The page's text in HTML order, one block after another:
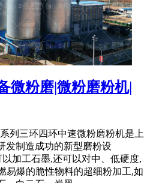
微粉磨|微粉磨粉机|
列三环四环中速微粉磨粉机是上
发制造成功的新型磨粉设
加工石墨,还可以对中、低硬度,
易爆的脆性物料的超细粉加工,如